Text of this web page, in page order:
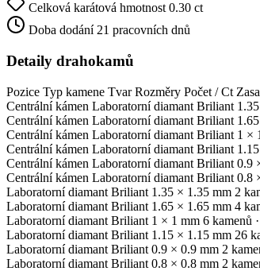
Celková karátová hmotnost 0.30 ct
Doba dodání 21 pracovních dnů
Detaily drahokamů
Pozice Typ kamene Tvar Rozměry Počet / Ct
Centrální kámen Laboratorní diamant Briliant
Centrální kámen Laboratorní diamant Briliant
Centrální kámen Laboratorní diamant Briliant 1 ×
Centrální kámen Laboratorní diamant Briliant
Centrální kámen Laboratorní diamant Briliant 0.9
Centrální kámen Laboratorní diamant Briliant 0.8
Laboratorní diamant Briliant 1.35 × 1.35 mm 2
Laboratorní diamant Briliant 1.65 × 1.65 mm 4
Laboratorní diamant Briliant 1 × 1 mm 6 kamenů
Laboratorní diamant Briliant 1.15 × 1.15 mm 26
Laboratorní diamant Briliant 0.9 × 0.9 mm 2
Laboratorní diamant Briliant 0.8 × 0.8 mm 2